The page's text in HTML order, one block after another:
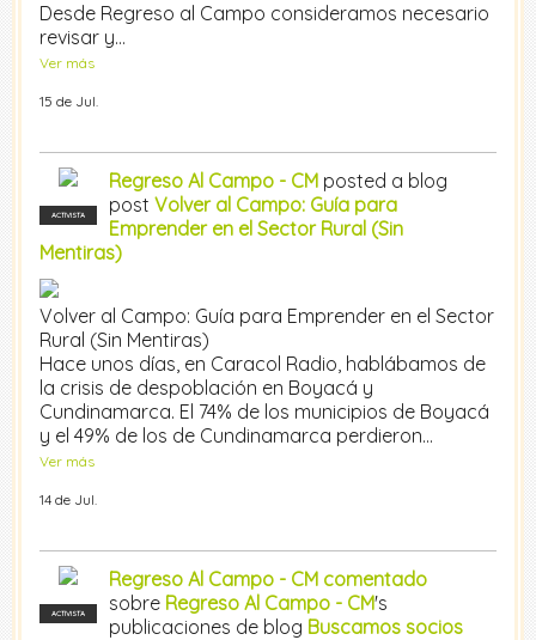
Desde Regreso al Campo consideramos necesario
revisar y…
Ver más
15 de Jul.
ACTIVISTA
Regreso Al Campo - CM posted a blog
post Volver al Campo: Guía para
Emprender en el Sector Rural (Sin
Mentiras)
Volver al Campo: Guía para Emprender en el Sector
Rural (Sin Mentiras)
Hace unos días, en Caracol Radio, hablábamos de
la crisis de despoblación en Boyacá y
Cundinamarca. El 74% de los municipios de Boyacá
y el 49% de los de Cundinamarca perdieron…
Ver más
14 de Jul.
ACTIVISTA
Regreso Al Campo - CM comentado
sobre Regreso Al Campo - CM's
publicaciones de blog Buscamos socios